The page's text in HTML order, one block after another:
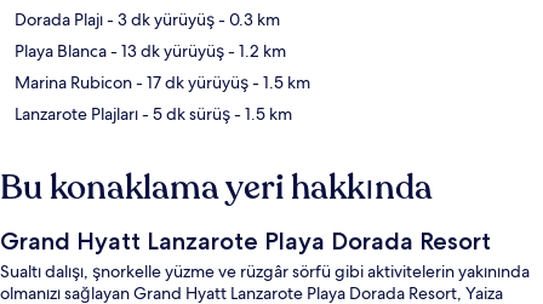
Dorada Plajı- 3 dk yürüyüş- 0.3 km
Playa Blanca- 13 dk yürüyüş- 1.2 km
Marina Rubicon- 17 dk yürüyüş- 1.5 km
Lanzarote Plajları- 5 dk sürüş- 1.5 km
Bu konaklama yeri hakkında
Grand Hyatt Lanzarote Playa Dorada Resort
Sualtı dalışı, şnorkelle yüzme ve rüzgâr sörfü gibi aktivitelerin yakınında
olmanızı sağlayan Grand Hyatt Lanzarote Playa Dorada Resort, Yaiza